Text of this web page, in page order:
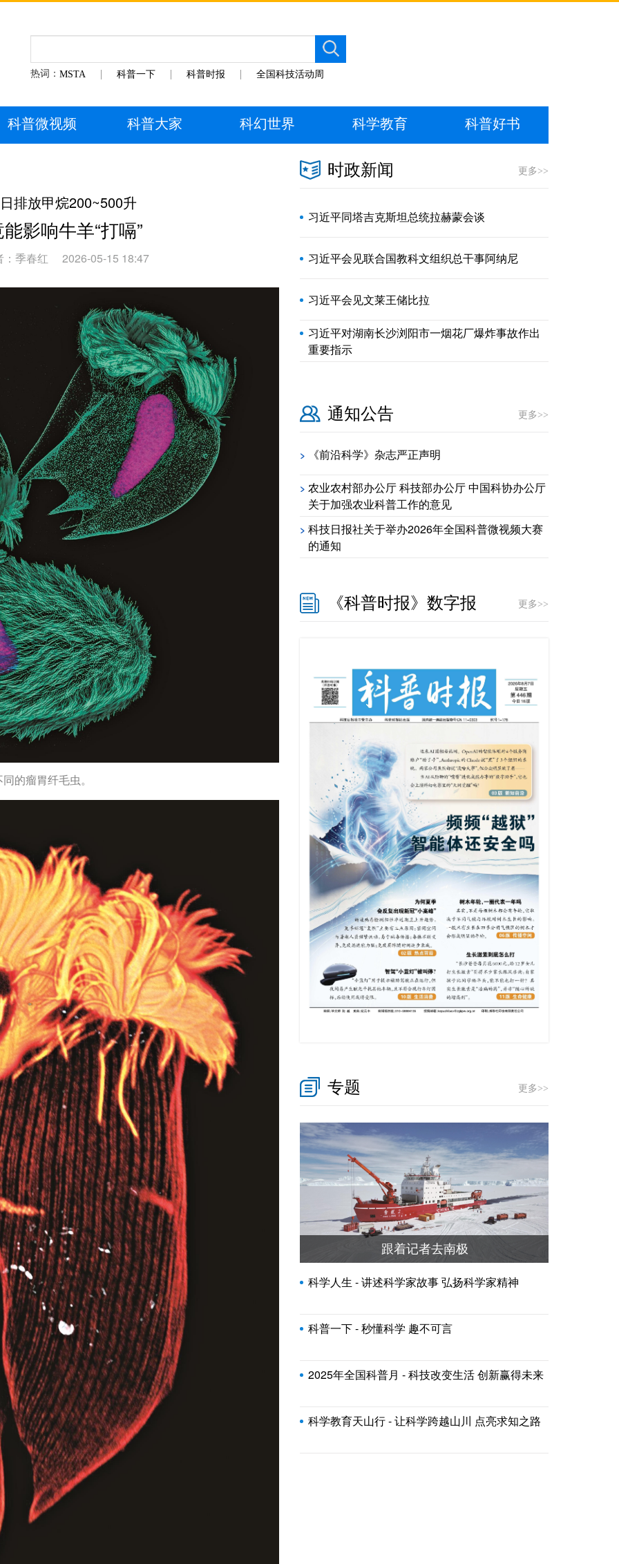
热词： MSTA 科普一下 科普时报 全国科技活动周
科普微视频 科普大家 科幻世界 科学教育 科普好书
排放甲烷200~500升
影响牛羊“打嗝”
：季春红 2026-05-15 18:47
的瘤胃纤毛虫。
时政新闻 更多>>
习近平同塔吉克斯坦总统拉赫蒙会谈
习近平会见联合国教科文组织总干事阿纳尼
习近平会见文莱王储比拉
习近平对湖南长沙浏阳市一烟花厂爆炸事故作出
重要指示
通知公告 更多>>
> 《前沿科学》杂志严正声明
> 农业农村部办公厅 科技部办公厅 中国科协办公厅
关于加强农业科普工作的意见
> 科技日报社关于举办2026年全国科普微视频大赛
的通知
《科普时报》数字报 更多>>
专题 更多>>
跟着记者去南极
科学人生 - 讲述科学家故事 弘扬科学家精神
科普一下 - 秒懂科学 趣不可言
2025年全国科普月 - 科技改变生活 创新赢得未来
科学教育天山行 - 让科学跨越山川 点亮求知之路